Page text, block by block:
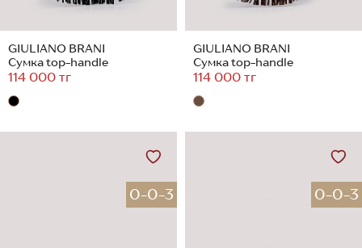
GIULIANO BRANI
Сумка top-handle
114 000 тг
GIULIANO BRANI
Сумка top-handle
114 000 тг
0-0-3 0-0-3